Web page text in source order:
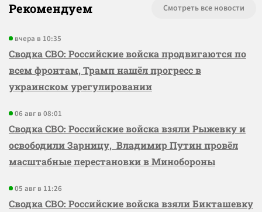
Рекомендуем Смотреть все новости
вчера в 10:35
Сводка СВО: Российские войска продвигаются по
всем фронтам, Трамп нашёл прогресс в
украинском урегулировании
06 авг в 08:01
Сводка СВО: Российские войска взяли Рыжевку и
освободили Зарницу, Владимир Путин провёл
масштабные перестановки в Минобороны
05 авг в 11:26
Сводка СВО: Российские войска взяли Бикташевку